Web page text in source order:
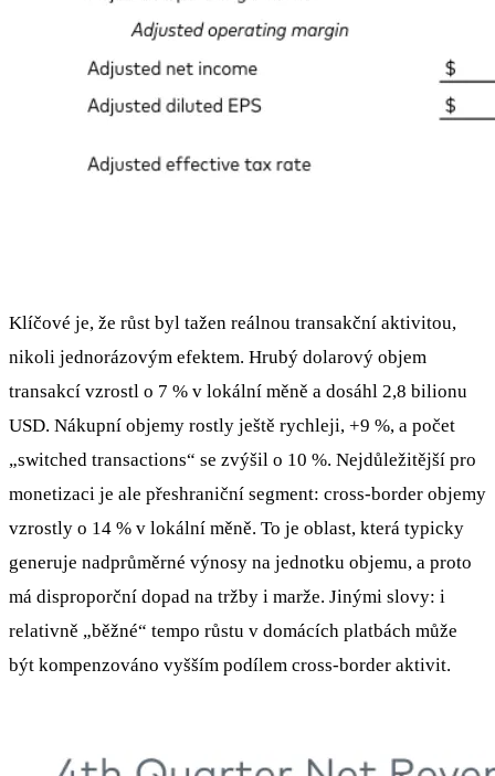
Klíčové je, že růst byl tažen reálnou transakční aktivitou,
nikoli jednorázovým efektem. Hrubý dolarový objem
transakcí vzrostl o 7 % v lokální měně a dosáhl 2,8 bilionu
USD. Nákupní objemy rostly ještě rychleji, +9 %, a počet
„switched transactions“ se zvýšil o 10 %. Nejdůležitější pro
monetizaci je ale přeshraniční segment: cross-border objemy
vzrostly o 14 % v lokální měně. To je oblast, která typicky
generuje nadprůměrné výnosy na jednotku objemu, a proto
má disproporční dopad na tržby i marže. Jinými slovy: i
relativně „běžné“ tempo růstu v domácích platbách může
být kompenzováno vyšším podílem cross-border aktivit.